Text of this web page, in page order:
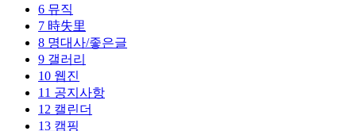
6 뮤직
7 時失里
8 명대사/좋은글
9 갤러리
10 웹진
11 공지사항
12 캘린더
13 캠핑